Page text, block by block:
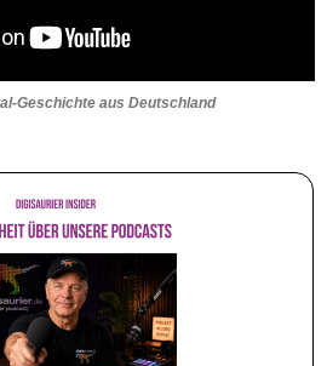
Geschichte aus Deutschland